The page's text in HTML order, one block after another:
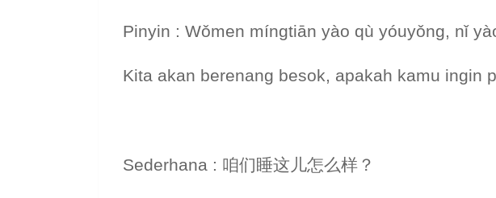
Pinyin : Wǒmen míngtiān yào qù yóuyǒng, nǐ
Kita akan berenang besok, apakah kamu ingin
Sederhana : 咱们睡这儿怎么样？